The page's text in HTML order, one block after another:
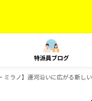
特派員ブログ
ミラノ】運河沿いに広がる新